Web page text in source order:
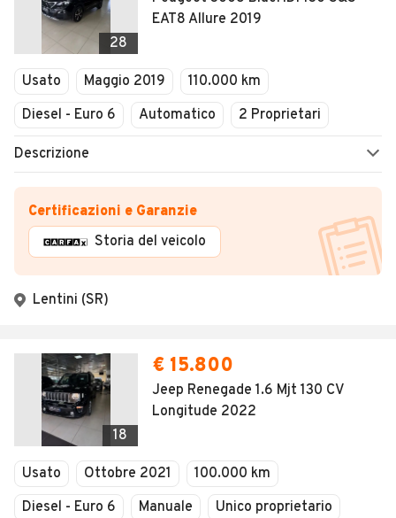
28
EAT8 Allure 2019
Usato Maggio 2019
110.000 km
Diesel - Euro 6
Automatico 2 Proprietari
Descrizione
Certificazioni e Garanzie
Storia del veicolo
Lentini (SR)
18
€ 15.800
Jeep Renegade 1.6 Mjt 130 CV
Longitude 2022
Usato Ottobre 2021
100.000 km
Diesel - Euro 6
Manuale Unico proprietario